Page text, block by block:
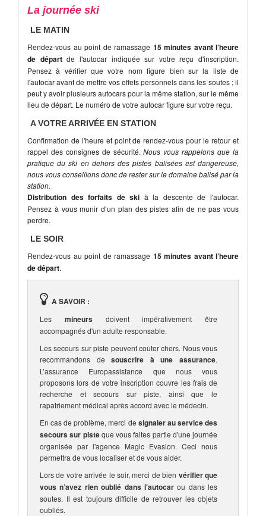
La journée ski
LE MATIN
Rendez-vous au point de ramassage 15 minutes avant l’heure
de départde l'autocar indiquée sur votre reçu d'inscription.
Pensez à vérifier que votre nom figure bien sur la liste de
l'autocar avant de mettre vos effets personnels dans les soutes ; il
peut y avoir plusieurs autocars pour la même station, sur le même
lieu de départ. Le numéro de votre autocar figure sur votre reçu.
A VOTRE ARRIVÉE EN STATION
Confirmation de l'heure et point de rendez-vous pour le retour et
rappel des consignes de sécurité.Nous vous rappelons que la
pratique du ski en dehors des pistes balisées est dangereuse,
nous vous conseillons donc de rester sur le domaine balisé par la
station.
Distribution des forfaits de ski à la descente de l'autocar.
Pensez à vous munir d’un plan des pistes afin de ne pas vous
perdre.
LE SOIR
Rendez-vous au point de ramassage 15 minutes avant l’heure
de départ.
A SAVOIR :
Les mineurs doivent impérativement être
accompagnés d'un adulte responsable.
Les secours sur piste peuvent coûter chers. Nous vous
recommandons desouscrire à une assurance.
L’assurance Europassistance que nous vous
proposons lors de votre inscription couvre les frais de
recherche et secours sur piste, ainsi que le
rapatriement médical après accord avec le médecin.
En cas de problème, merci de signaler au service des
secours sur pisteque vous faites partie d'une journée
organisée par l'agence Magic Evasion. Ceci nous
permettra de vous localiser et de vous aider.
Lors de votre arrivée le soir, merci de bien vérifier que
vous n’avez rien oublié dans l'autocarou dans les
soutes. Il est toujours difficile de retrouver les objets
oubliés.